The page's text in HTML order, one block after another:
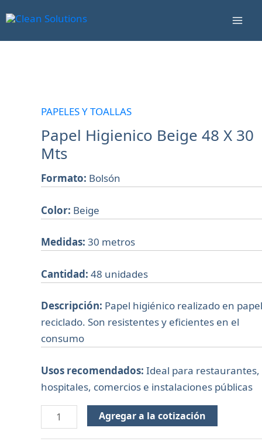
al
contenido
PAPELES Y TOALLAS
Papel Higienico Beige 48 X 30
Mts
Formato: Bolsón
Color: Beige
Medidas: 30 metros
Cantidad: 48 unidades
Descripción: Papel higiénico realizado en papel
reciclado. Son resistentes y eficientes en el
consumo
Usos recomendados: Ideal para restaurantes,
hospitales, comercios e instalaciones públicas
Beige
X
30
Mts
Agregar a la cotización